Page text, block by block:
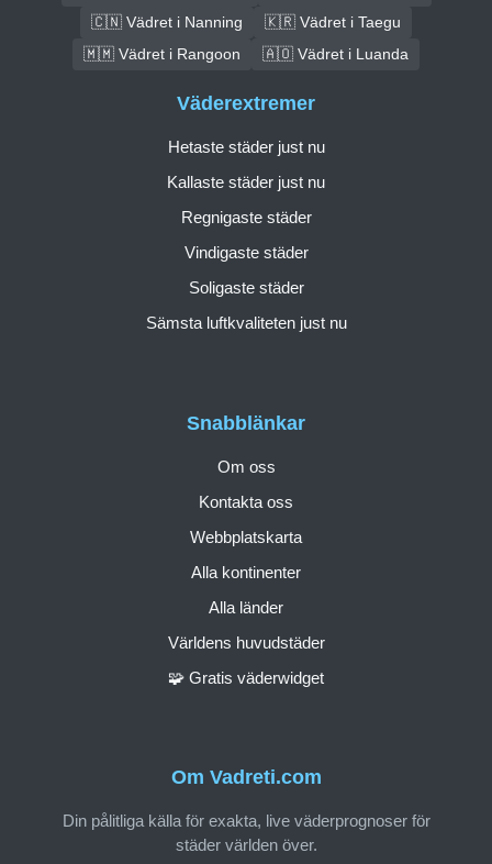
🇨🇳 Vädret i Nanning
🇰🇷 Vädret i Taegu
🇲🇲 Vädret i Rangoon
🇦🇴 Vädret i Luanda
Om Vadreti.com
Din pålitliga källa för exakta, live väderprognoser för
städer världen över.
Snabblänkar
Om oss
Kontakta oss
Webbplatskarta
Alla kontinenter
Alla länder
Världens huvudstäder
🧩 Gratis väderwidget
Väderextremer
Hetaste städer just nu
Kallaste städer just nu
Regnigaste städer
Vindigaste städer
Soligaste städer
Sämsta luftkvaliteten just nu